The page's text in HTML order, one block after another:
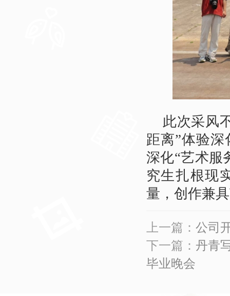
此次采风
距离”体验
深化“艺术服
究生扎根现
量，创作兼
上一篇： 公司
下一篇： 丹青
毕业晚会